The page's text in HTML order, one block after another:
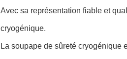
Avec sa représentation fiable et
cryogénique.
La soupape de sûreté cryogénique